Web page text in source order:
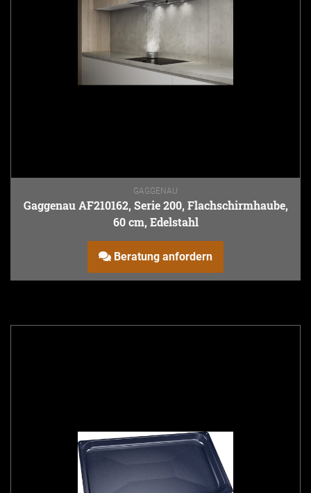
GAGGENAU
Gaggenau AF210162, Serie 200, Flachschirmhaube,
60 cm, Edelstahl
Beratung anfordern